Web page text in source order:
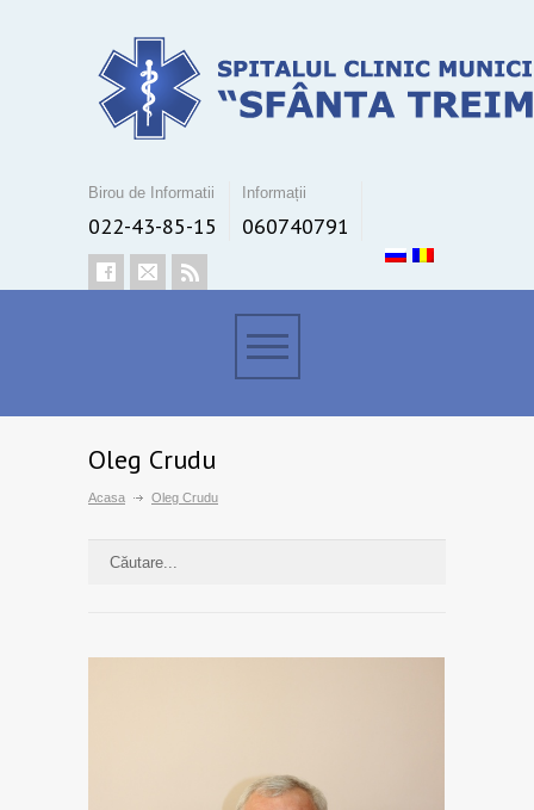
Birou de Informatii
022-43-85-15
Informații
060740791
Oleg Crudu
Acasa Oleg Crudu